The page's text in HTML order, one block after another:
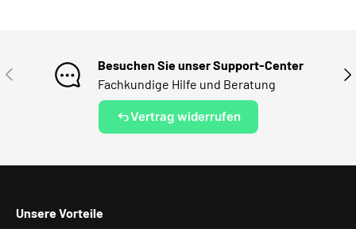
VORHERIGE
Besuchen Sie unser Support-Center
Fachkundige Hilfe und Beratung
Vertrag widerrufen
Unsere Vorteile